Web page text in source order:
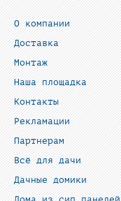
О компании
Доставка
Монтаж
Наша площадка
Контакты
Рекламации
Партнерам
Всё для дачи
Дачные домики